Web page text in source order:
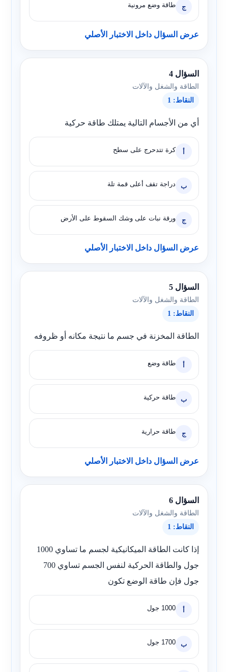
ج طاقة وضع مرونية
عرض السؤال داخل الاختبار الأصلي
السؤال 4
الطاقة والشغل والآلات
النقاط: 1
أي من الأجسام التالية يمتلك طاقة حركية
أ كرة تتدحرج على سطح
ب دراجة تقف أعلى قمة تلة
ج ورقة نبات على وشك السقوط على الأرض
عرض السؤال داخل الاختبار الأصلي
السؤال 5
الطاقة والشغل والآلات
النقاط: 1
الطاقة المخزنة في جسم ما نتيجة مكانه أو ظروفه
أ طاقة وضع
ب طاقة حركية
ج طاقة حرارية
عرض السؤال داخل الاختبار الأصلي
السؤال 6
الطاقة والشغل والآلات
النقاط: 1
إذا كانت الطاقة الميكانيكية لجسم ما تساوي 1000
جول والطاقة الحركية لنفس الجسم تساوي 700
جول فإن طاقة الوضع تكون
أ 1000 جول
ب 1700 جول